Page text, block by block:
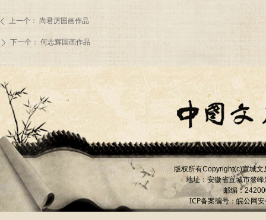
上一个： 尚君厉国画作品
ꄲ 下一个： 何志辉国画作品
版权所有Copyright(c)宣城文
地址：安徽省宣城市鳌峰
邮编：
ICP备案编号： 皖公网